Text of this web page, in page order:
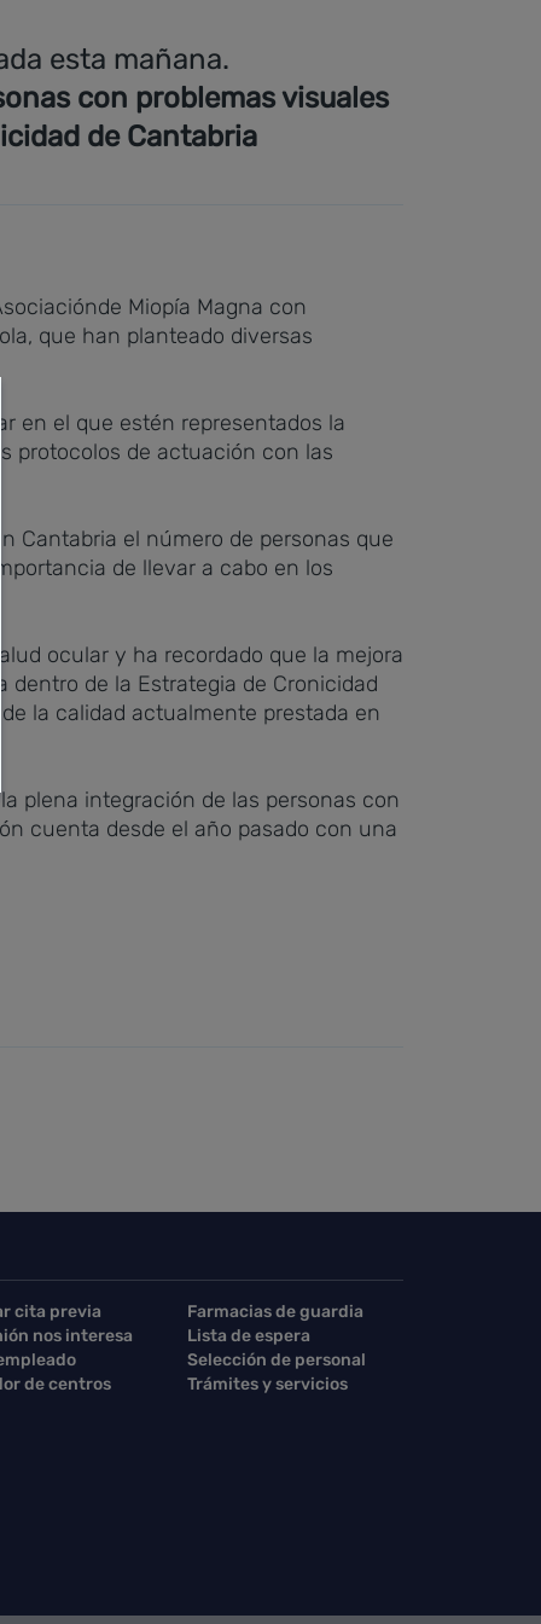
esta mañana.
con problemas visuales
de Cantabria
Miopía Magna con
que han planteado diversas
en el que estén representados la
protocolos de actuación con las
Cantabria el número de personas que
de llevar a cabo en los
ocular y ha recordado que la mejora
de la Estrategia de Cronicidad
la calidad actualmente prestada en
plena integración de las personas con
cuenta desde el año pasado con una
cita previa
Farmacias de guardia
nos interesa
Lista de espera
Selección de personal
de centros Trámites y servicios